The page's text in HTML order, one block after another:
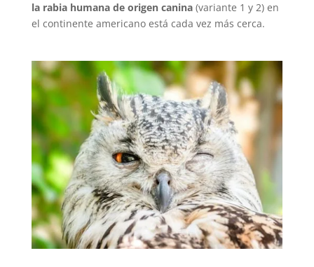
la rabia humana de origen canina(variante 1 y 2) en
el continente americano está cada vez más cerca.